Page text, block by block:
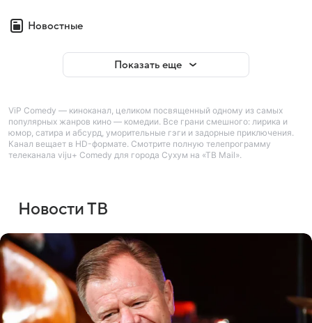
Новостные
Показать еще
ViP Comedy — киноканал, целиком посвященный одному из самых
популярных жанров кино — комедии. Все грани смешного: лирика и
юмор, сатира и абсурд, уморительные гэги и задорные приключения.
Канал вещает в HD-формате. Смотрите полную телепрограмму
телеканала viju+ Comedy для города Сухум на «ТВ Mail».
Новости ТВ